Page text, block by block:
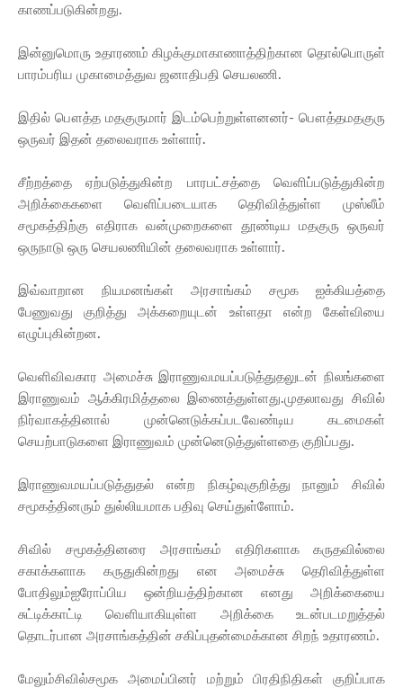
காணப்படுகின்றது.
இன்னுமொரு உதாரணம் கிழக்குமாகாணாத்திற்கான தொல்பொருள்
பாரம்பரிய முகாமைத்துவ ஜனாதிபதி செயலணி.
இதில் பௌத்த மதகுருமார் இடம்பெற்றுள்ளனனர்- பௌத்தமதகுரு
ஒருவர் இதன் தலைவராக உள்ளார்.
சீற்றத்தை ஏற்படுத்துகின்ற பாரபட்சத்தை வெளிப்படுத்துகின்ற
அறிக்கைகளை வெளிப்படையாக தெரிவித்துள்ள முஸ்லீம்
சமூகத்திற்கு எதிராக வன்முறைகளை தூண்டிய மதகுரு ஒருவர்
ஒருநாடு ஒரு செயலணியின் தலைவராக உள்ளார்.
இவ்வாறான நியமனங்கள் அரசாங்கம் சமூக ஐக்கியத்தை
பேணுவது குறித்து அக்கறையுடன் உள்ளதா என்ற கேள்வியை
எழுப்புகின்றன.
வெளிவிவகார அமைச்சு இராணுவமயப்படுத்துதலுடன் நிலங்களை
இராணுவம் ஆக்கிரமித்தலை இணைத்துள்ளது.முதலாவது சிவில்
நிர்வாகத்தினால் முன்னெடுக்கப்படவேண்டிய கடமைகள்
செயற்பாடுகளை இராணுவம் முன்னெடுத்துள்ளதை குறிப்பது.
இராணுவமயப்படுத்துதல் என்ற நிகழ்வுகுறித்து நானும் சிவில்
சமூகத்தினரும் துல்லியமாக பதிவு செய்துள்ளோம்.
சிவில் சமூகத்தினரை அரசாங்கம் எதிரிகளாக கருதவில்லை
சகாக்களாக கருதுகின்றது என அமைச்சு தெரிவித்துள்ள
போதிலும்ஐரோப்பிய ஒன்றியத்திற்கான எனது அறிக்கையை
சுட்டிக்காட்டி வெளியாகியுள்ள அறிக்கை உடன்படமறுத்தல்
தொடர்பான அரசாங்கத்தின் சகிப்புதன்மைக்கான சிறந் உதாரணம்.
மேலும்சிவில்சமூக அமைப்பினர் மற்றும் பிரதிநிதிகள் குறிப்பாக